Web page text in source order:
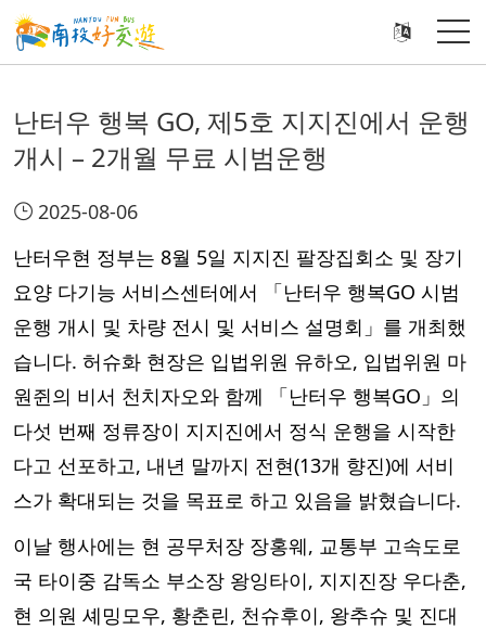
난터우 행복 GO, 제5호 지지진에서 운행
개시 – 2개월 무료 시범운행
2025-08-06
난터우현 정부는 8월 5일 지지진 팔장집회소 및 장기
요양 다기능 서비스센터에서 「난터우 행복GO 시범
운행 개시 및 차량 전시 및 서비스 설명회」를 개최했
습니다. 허슈화 현장은 입법위원 유하오, 입법위원 마
원쥔의 비서 천치자오와 함께 「난터우 행복GO」의
다섯 번째 정류장이 지지진에서 정식 운행을 시작한
다고 선포하고, 내년 말까지 전현(13개 향진)에 서비
스가 확대되는 것을 목표로 하고 있음을 밝혔습니다.
이날 행사에는 현 공무처장 장홍웨, 교통부 고속도로
국 타이중 감독소 부소장 왕잉타이, 지지진장 우다춘,
현 의원 셰밍모우, 황춘린, 천슈후이, 왕추슈 및 진대